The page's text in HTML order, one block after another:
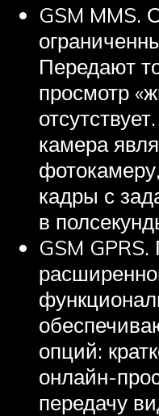
GSM MMS.
Передают
просмотр
камера
кадры с
в
GSM
опций:
онлайн-
передачу